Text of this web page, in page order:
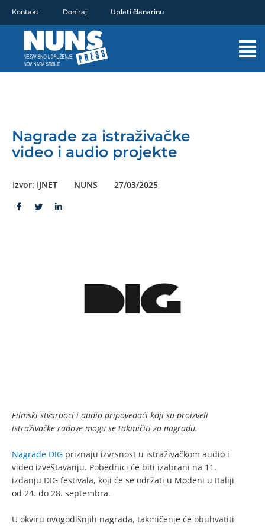
sadržaj
Kontakt Doniraj Uplati članarinu
Nagrade za istraživačke
video i audio projekte
Izvor: IJNET NUNS 27/03/2025
Filmski stvaraoci i audio pripovedači koji su proizveli
istraživačke radove mogu se takmičiti za nagradu.
Nagrade DIG priznaju izvrsnost u istraživačkom audio i
video izveštavanju. Pobednici će biti izabrani na 11.
izdanju DIG festivala, koji će se održati u Modeni u Italiji
od 24. do 28. septembra.
U okviru ovogodišnjih nagrada, takmičenje će obuhvatiti